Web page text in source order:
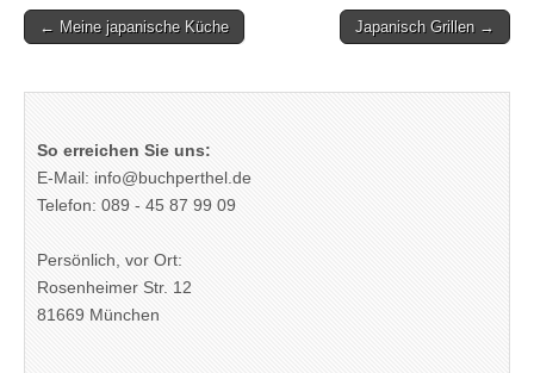
Post
← Meine japanische Küche Japanisch Grillen →
So erreichen Sie uns:
E-Mail: info@buchperthel.de
Telefon: 089 - 45 87 99 09
Persönlich, vor Ort:
Rosenheimer Str. 12
81669 München